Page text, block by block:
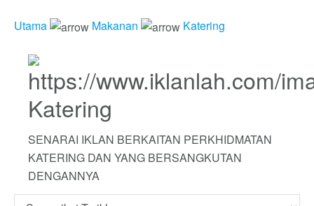
Utama Makanan Katering
Katering
SENARAI IKLAN BERKAITAN PERKHIDMATAN
KATERING DAN YANG BERSANGKUTAN
DENGANNYA